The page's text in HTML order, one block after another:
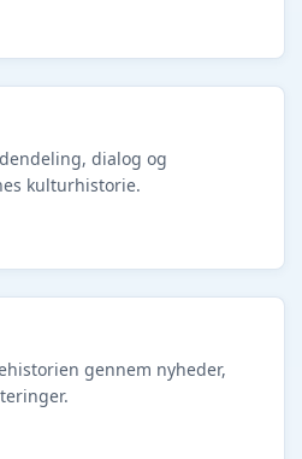
dialog og
kulturhistorie.
gennem nyheder,